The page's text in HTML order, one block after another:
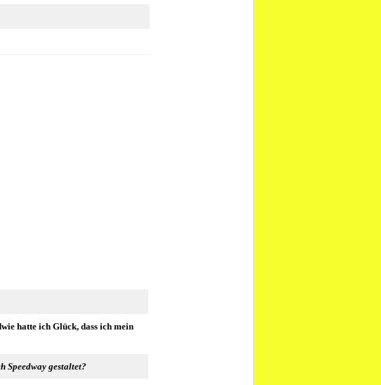
hatte ich Glück, dass ich mein
Speedway gestaltet?